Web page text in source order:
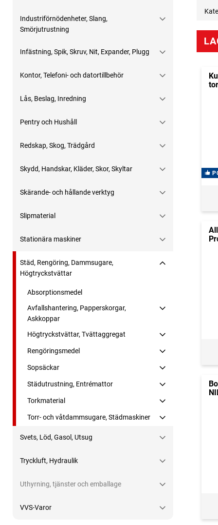
Industriförnödenheter, Slang,
Smörjutrustning
Infästning, Spik, Skruv, Nit, Expander, Plugg
Kontor, Telefoni- och datortillbehör
Lås, Beslag, Inredning
Pentry och Hushåll
Redskap, Skog, Trädgård
Skydd, Handskar, Kläder, Skor, Skyltar
Skärande- och hållande verktyg
Slipmaterial
Stationära maskiner
Städ, Rengöring, Dammsugare,
Högtryckstvättar
Absorptionsmedel
Avfallshantering, Papperskorgar,
Askkoppar
Högtryckstvättar, Tvättaggregat
Rengöringsmedel
Sopsäckar
Städutrustning, Entrémattor
Torkmaterial
Torr- och våtdammsugare, Städmaskiner
Svets, Löd, Gasol, Utsug
Tryckluft, Hydraulik
Uthyrning, tjänster och emballage
VVS-Varor